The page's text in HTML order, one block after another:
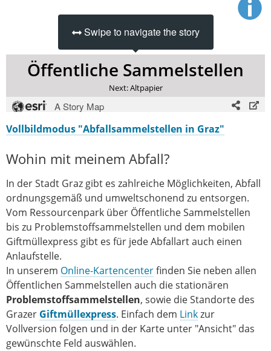
Vollbildmodus "Abfallsammelstellen in Graz"
Wohin mit meinem Abfall?
In der Stadt Graz gibt es zahlreiche Möglichkeiten, Abfall
ordnungsgemäß und umweltschonend zu entsorgen.
Vom Ressourcenpark über Öffentliche Sammelstellen
bis zu Problemstoffsammelstellen und dem mobilen
Giftmüllexpress gibt es für jede Abfallart auch einen
Anlaufstelle.
In unserem Online-Kartencenterfinden Sie neben allen
Öffentlichen Sammelstellen auch die stationären
Problemstoffsammelstellen, sowie die Standorte des
Grazer Giftmüllexpress. Einfach dem Linkzur
Vollversion folgen und in der Karte unter "Ansicht" das
gewünschte Feld auswählen.